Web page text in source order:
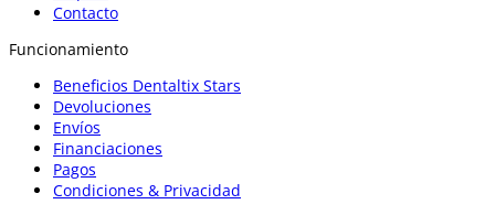
Contacto
Funcionamiento
Beneficios Dentaltix Stars
Devoluciones
Envíos
Financiaciones
Pagos
Condiciones & Privacidad